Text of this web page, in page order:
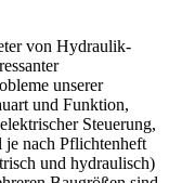
von Hydraulik-
unserer
und Funktion,
Steuerung,
je nach Pflichtenheft
und hydraulisch)